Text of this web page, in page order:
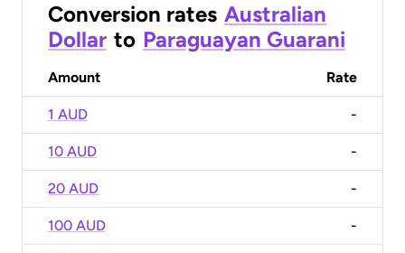
Conversion rates Australian
Dollar to Paraguayan Guarani
Amount Rate
1 AUD -
10 AUD -
20 AUD -
100 AUD -